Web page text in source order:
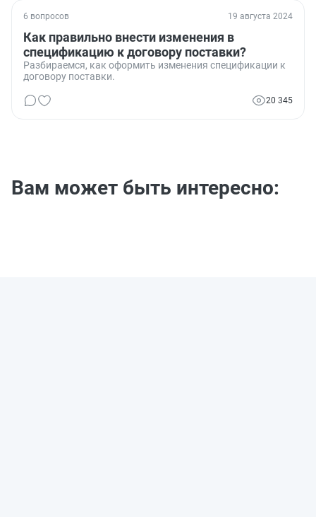
6 вопросов 19 августа 2024
Как правильно внести изменения в
спецификацию к договору поставки?
Разбираемся, как оформить изменения спецификации к
договору поставки.
20 345
Вам может быть интересно: